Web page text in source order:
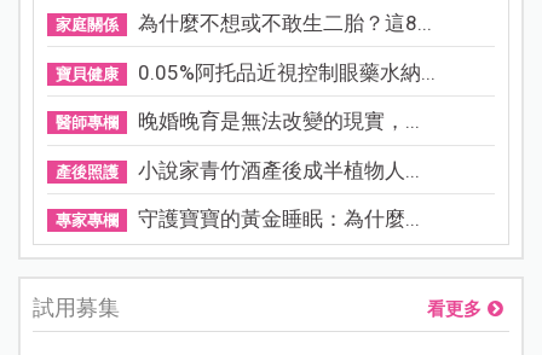
家庭關係 為什麼不想或不敢生二胎？這8...
寶貝健康 0.05%阿托品近視控制眼藥水納...
醫師專欄 晚婚晚育是無法改變的現實，...
產後照護 小說家青竹酒產後成半植物人...
專家專欄 守護寶寶的黃金睡眠：為什麼...
試用募集 看更多